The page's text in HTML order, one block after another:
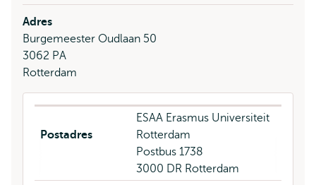
Adres
Burgemeester Oudlaan 50
3062 PA
Rotterdam
Postadres
ESAA Erasmus Universiteit
Rotterdam
Postbus 1738
3000 DR Rotterdam